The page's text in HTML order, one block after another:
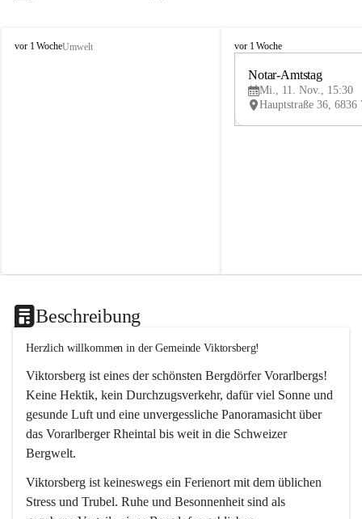
V
vor 1 WocheUmwelt
V
vor 1 Woche
Notar-Amtstag
Mi., 11. Nov., 15:30
Beschreibung
Herzlich willkommen in der Gemeinde Viktorsberg!
Viktorsberg ist eines der schönsten Bergdörfer Vorarlbergs!
Keine Hektik, kein Durchzugsverkehr, dafür viel Sonne und
gesunde Luft und eine unvergessliche Panoramasicht über
das Vorarlberger Rheintal bis weit in die Schweizer
Bergwelt.
Viktorsberg ist keineswegs ein Ferienort mit dem üblichen
Stress und Trubel. Ruhe und Besonnenheit sind als